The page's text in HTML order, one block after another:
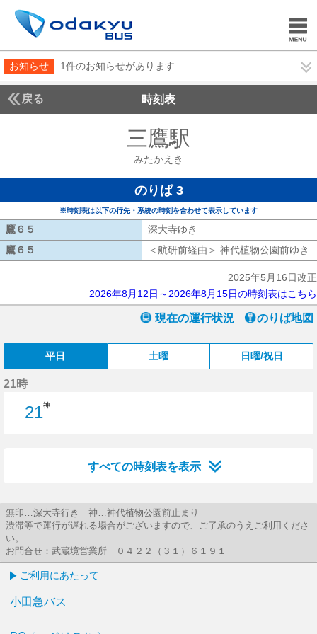
お知らせ 1件のお知らせがあります
戻る 時刻表
三鷹駅
みたかえき
のりば 3
※時刻表は以下の行先・系統の時刻を合わせて表示しています
鷹６５ 深大寺ゆき
鷹６５
＜航研前経由＞ 神代植物公園前ゆき
2025年5月16日改正
2026年8月12日～2026年8月15日の時刻表はこちら
現在の運行状況 のりば地図
平日 土曜 日曜/祝日
21時
21神
すべての時刻表を表示
無印…深大寺行き 神…神代植物公園前止まり
渋滞等で運行が遅れる場合がございますので、ご了承のうえご利用くださ
い。
お問合せ：武蔵境営業所 ０４２２（３１）６１９１
ご利用にあたって
小田急バス